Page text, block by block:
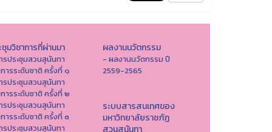
ชุมวิชาการที่ผ่านมา
รประชุมสวนสุนันทา
ารระดับชาติ ครั้งที่ ๑
รประชุมสวนสุนันทา
ารระดับชาติ ครั้งที่ ๒
รประชุมสวนสุนันทา
ารระดับชาติ ครั้งที่ ๓
รประชุมสวนสุนันทา
ผลงานนวัตกรรม
- ผลงานนวัตกรรม ปี
2559-2565
ระบบสารสนเทศของ
มหาวิทยาลัยราชภัฏ